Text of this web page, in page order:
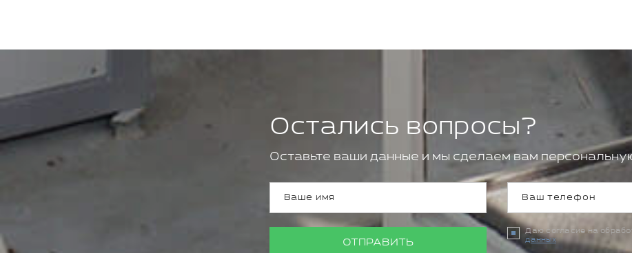
Остались вопросы?
Оставьте ваши данные и мы сделаем вам
ОТПРАВИТЬ
Даю согласие на
данных